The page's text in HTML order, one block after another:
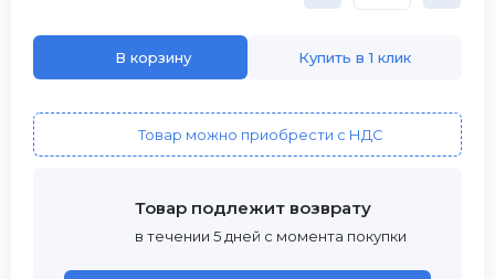
В корзину Купить в 1 клик
Товар можно приобрести с НДС
Товар подлежит возврату
в течении 5 дней с момента покупки